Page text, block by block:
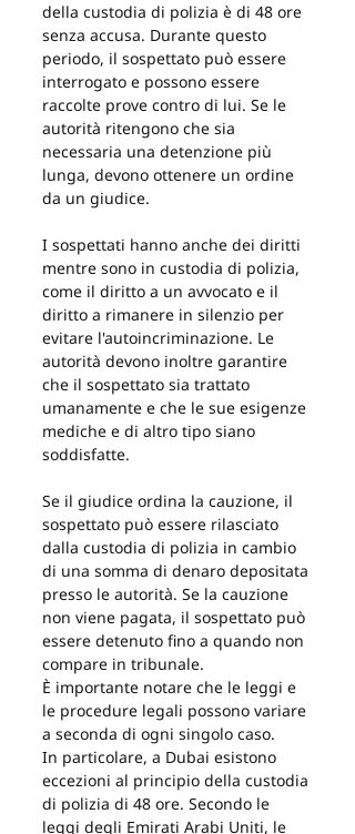
della custodia di polizia è di 48 ore
senza accusa. Durante questo
periodo, il sospettato può essere
interrogato e possono essere
raccolte prove contro di lui. Se le
autorità ritengono che sia
necessaria una detenzione più
lunga, devono ottenere un ordine
da un giudice.
I sospettati hanno anche dei diritti
mentre sono in custodia di polizia,
come il diritto a un avvocato e il
diritto a rimanere in silenzio per
evitare l'autoincriminazione. Le
autorità devono inoltre garantire
che il sospettato sia trattato
umanamente e che le sue esigenze
mediche e di altro tipo siano
soddisfatte.
Se il giudice ordina la cauzione, il
sospettato può essere rilasciato
dalla custodia di polizia in cambio
di una somma di denaro depositata
presso le autorità. Se la cauzione
non viene pagata, il sospettato può
essere detenuto fino a quando non
compare in tribunale.
È importante notare che le leggi e
le procedure legali possono variare
a seconda di ogni singolo caso.
In particolare, a Dubai esistono
eccezioni al principio della custodia
di polizia di 48 ore. Secondo le
leggi degli Emirati Arabi Uniti, le